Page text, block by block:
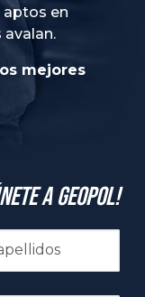
aptos en
mejores
a GeoPol!